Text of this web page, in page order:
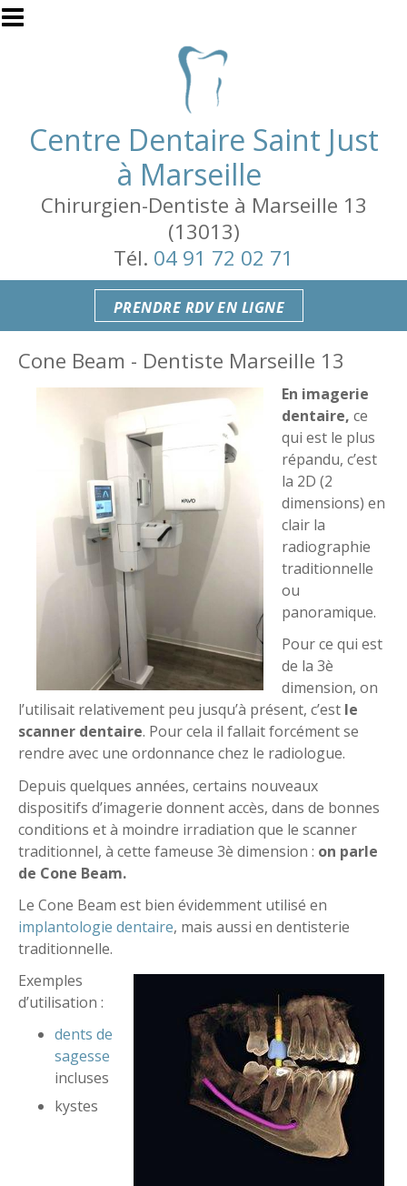
Aller au contenu principal
Centre Dentaire Saint Just
à Marseille
Chirurgien-Dentiste à Marseille 13
(13013)
Tél. 04 91 72 02 71
PRENDRE RDV EN LIGNE
Cone Beam - Dentiste Marseille 13
En imagerie
dentaire, ce
qui est le plus
répandu, c’est
la 2D (2
dimensions) en
clair la
radiographie
traditionnelle
ou
panoramique.
Pour ce qui est
de la 3è
dimension, on
l’utilisait relativement peu jusqu’à présent, c’est le
scanner dentaire. Pour cela il fallait forcément se
rendre avec une ordonnance chez le radiologue.
Depuis quelques années, certains nouveaux
dispositifs d’imagerie donnent accès, dans de bonnes
conditions et à moindre irradiation que le scanner
traditionnel, à cette fameuse 3è dimension : on parle
de Cone Beam.
Le Cone Beam est bien évidemment utilisé en
implantologie dentaire, mais aussi en dentisterie
traditionnelle.
Exemples
d’utilisation :
dents de
sagesse
incluses
kystes